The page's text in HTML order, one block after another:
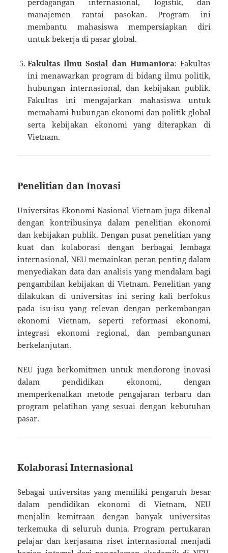
perdagangan internasional, logistik, dan
manajemen rantai pasokan. Program ini
membantu mahasiswa mempersiapkan diri
untuk bekerja di pasar global.
Fakultas Ilmu Sosial dan Humaniora: Fakultas
ini menawarkan program di bidang ilmu politik,
hubungan internasional, dan kebijakan publik.
Fakultas ini mengajarkan mahasiswa untuk
memahami hubungan ekonomi dan politik global
serta kebijakan ekonomi yang diterapkan di
Vietnam.
Penelitian dan Inovasi
Universitas Ekonomi Nasional Vietnam juga dikenal
dengan kontribusinya dalam penelitian ekonomi
dan kebijakan publik. Dengan pusat penelitian yang
kuat dan kolaborasi dengan berbagai lembaga
internasional, NEU memainkan peran penting dalam
menyediakan data dan analisis yang mendalam bagi
pengambilan kebijakan di Vietnam. Penelitian yang
dilakukan di universitas ini sering kali berfokus
pada isu-isu yang relevan dengan perkembangan
ekonomi Vietnam, seperti reformasi ekonomi,
integrasi ekonomi regional, dan pembangunan
berkelanjutan.
NEU juga berkomitmen untuk mendorong inovasi
dalam pendidikan ekonomi, dengan
memperkenalkan metode pengajaran terbaru dan
program pelatihan yang sesuai dengan kebutuhan
pasar.
Kolaborasi Internasional
Sebagai universitas yang memiliki pengaruh besar
dalam pendidikan ekonomi di Vietnam, NEU
menjalin kemitraan dengan banyak universitas
terkemuka di seluruh dunia. Program pertukaran
pelajar dan kerjasama riset internasional menjadi